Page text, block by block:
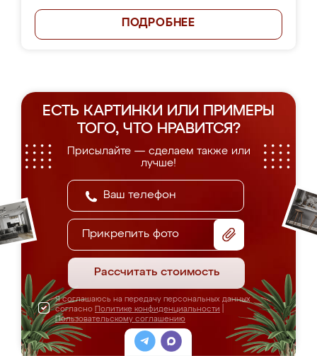
ПОДРОБНЕЕ
ЕСТЬ КАРТИНКИ ИЛИ ПРИМЕРЫ
ТОГО, ЧТО НРАВИТСЯ?
Присылайте — сделаем также или
лучше!
Прикрепить фото
Рассчитать стоимость
Я соглашаюсь на передачу персональных данных
согласно Политике конфиденциальности
Пользовательскому соглашению